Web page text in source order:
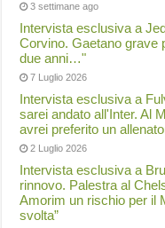
3 settimane ago
Intervista esclusiva a
Corvino. Gaetano grave
due anni…"
7 Luglio 2026
Intervista esclusiva a
sarei andato all'Inter. Al
avrei preferito un
2 Luglio 2026
Intervista esclusiva a
rinnovo. Palestra al
Amorim un rischio per il
svolta”